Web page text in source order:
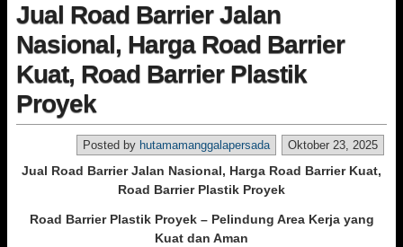
Jual Road Barrier Jalan
Nasional, Harga Road Barrier
Kuat, Road Barrier Plastik
Proyek
Oktober 23, 2025
Posted by hutamamanggalapersada
Jual Road Barrier Jalan Nasional, Harga Road Barrier Kuat,
Road Barrier Plastik Proyek
Road Barrier Plastik Proyek – Pelindung Area Kerja yang
Kuat dan Aman